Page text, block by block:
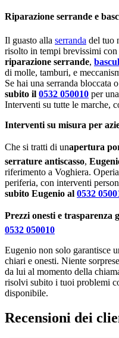
Riparazione serrande e
Il guasto alla serranda del tuo
risolto in tempi brevissimi con
riparazione serrande,
di molle, tamburi, e
Se hai una serranda bloccata
subito il 0532 050010 per
Interventi su tutte le marche,
Interventi su misura per
Che si tratti di unapertura
serrature antiscasso,
riferimento a Voghiera.
periferia, con interventi
subito Eugenio al 0532
Prezzi onesti e trasparenza
0532 050010
Eugenio non solo garantisce
chiari e onesti. Niente
da lui al momento della
risolvi subito i tuoi problemi
disponibile.
Recensioni dei